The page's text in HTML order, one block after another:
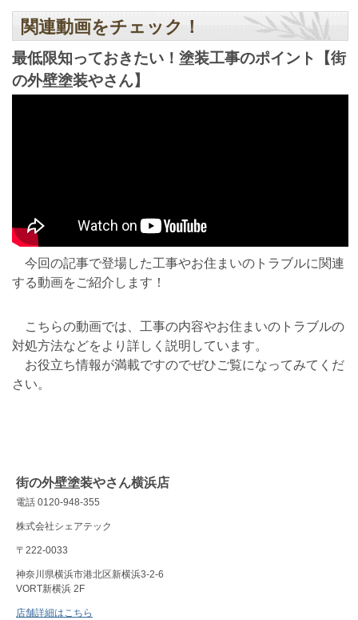
関連動画をチェック！
最低限知っておきたい！塗装工事のポイント【街
の外壁塗装やさん】
今回の記事で登場した工事やお住まいのトラブルに関連
する動画をご紹介します！
こちらの動画では、工事の内容やお住まいのトラブルの
対処方法などをより詳しく説明しています。
お役立ち情報が満載ですのでぜひご覧になってみてくだ
さい。
街の外壁塗装やさん横浜店
電話 0120-948-355
株式会社シェアテック
〒222-0033
神奈川県横浜市港北区新横浜3-2-6
VORT新横浜 2F
店舗詳細はこちら